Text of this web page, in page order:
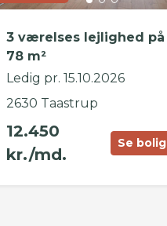
3 værelses lejlighed på
78 m²
Ledig pr. 15.10.2026
2630 Taastrup
12.450
kr./md.
Se bolig